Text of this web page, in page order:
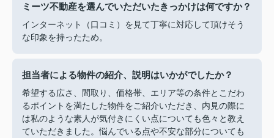
ミーツ不動産を選んでいただいたきっかけは何ですか？
インターネット（口コミ）を見て丁寧に対応して頂けそう
な印象を持ったため。
担当者による物件の紹介、説明はいかがでしたか？
希望する広さ、間取り、価格帯、エリア等の条件とこだわ
るポイントを満たした物件をご紹介いただき、内見の際に
は私のような素人が気付きにくい点についても色々と教え
ていただきました。悩んでいる点や不安な部分についても